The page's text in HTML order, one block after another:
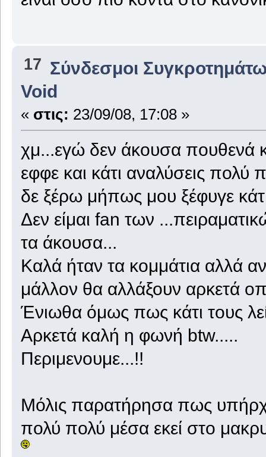
17 Σύνδεσμοι
Void
« στις: 23/09/08, 17:08 »
χμ...εγώ δεν άκουσα πουθενά
εφφε και κάτι αναλύσεις
δε ξέρω μήπως μου ξέφυγε
Δεν είμαι fan των
τα άκουσα...
Καλά ήταν τα κομμάτια αλλά
μάλλον θα αλλάξουν αρκετά
Ένιωθα όμως πως κάτι τους
Αρκετά καλή η φωνή btw.....
Περιμενουμε...!!
Μόλις παρατήρησα πως
πολύ πολύ μέσα εκεί στο